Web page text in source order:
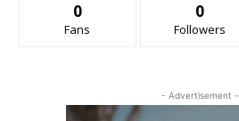
0
Fans
0
Followers
- Advertisement -